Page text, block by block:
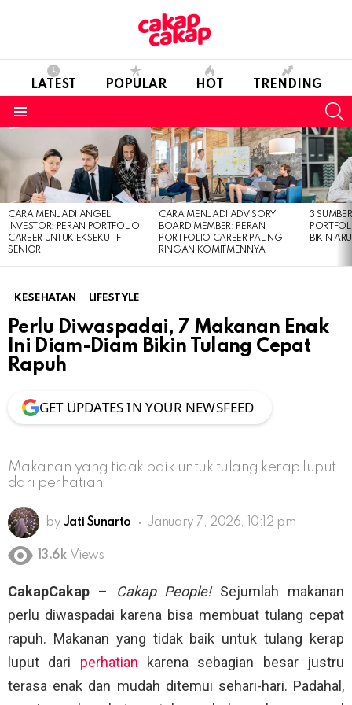
LATEST POPULAR HOT TRENDING
STORIES
CARA MENJADI ANGEL
INVESTOR: PERAN PORTFOLIO
CAREER UNTUK EKSEKUTIF
SENIOR
CARA MENJADI ADVISORY
BOARD MEMBER: PERAN
PORTFOLIO CAREER PALING
RINGAN KOMITMENNYA
3
BIKIN
KESEHATAN LIFESTYLE
Perlu Diwaspadai, 7 Makanan Enak
Ini Diam-Diam Bikin Tulang Cepat
Rapuh
GET UPDATES IN YOUR NEWSFEED
Makanan yang tidak baik untuk tulang kerap luput
dari perhatian
by Jati Sunarto January 7, 2026, 10:12 pm
13.6k Views
CakapCakap – Cakap People!Sejumlah makanan
perlu diwaspadai karena bisa membuat tulang cepat
rapuh. Makanan yang tidak baik untuk tulang kerap
luput dari perhatian karena sebagian besar justru
terasa enak dan mudah ditemui sehari-hari. Padahal,